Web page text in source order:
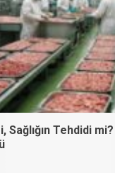
Sağlığın Tehdidi